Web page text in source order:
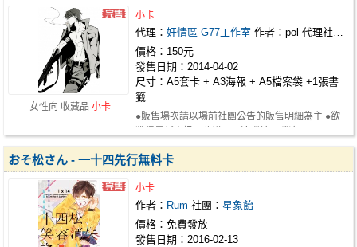
女性向 收藏品 小卡
小卡
代理：奸情區-G77工作室 作者：pol 代理社團：
價格：150元
發售日期：2014-04-02
尺寸：A5套卡 + A3海報 + A5檔案袋 +1張書
籤
●販售場次請以場前社團公告的販售明細為主 ●欲
おそ松さん - 一十四先行無料卡
小卡
作者： Rum 社團：星象飴
價格：免費發放
發售日期：2016-02-13